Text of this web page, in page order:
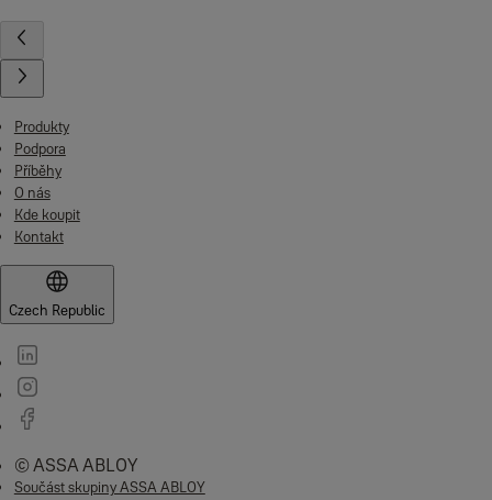
Produkty
Podpora
Příběhy
O nás
Kde koupit
Kontakt
Czech Republic
© ASSA ABLOY
Součást skupiny ASSA ABLOY